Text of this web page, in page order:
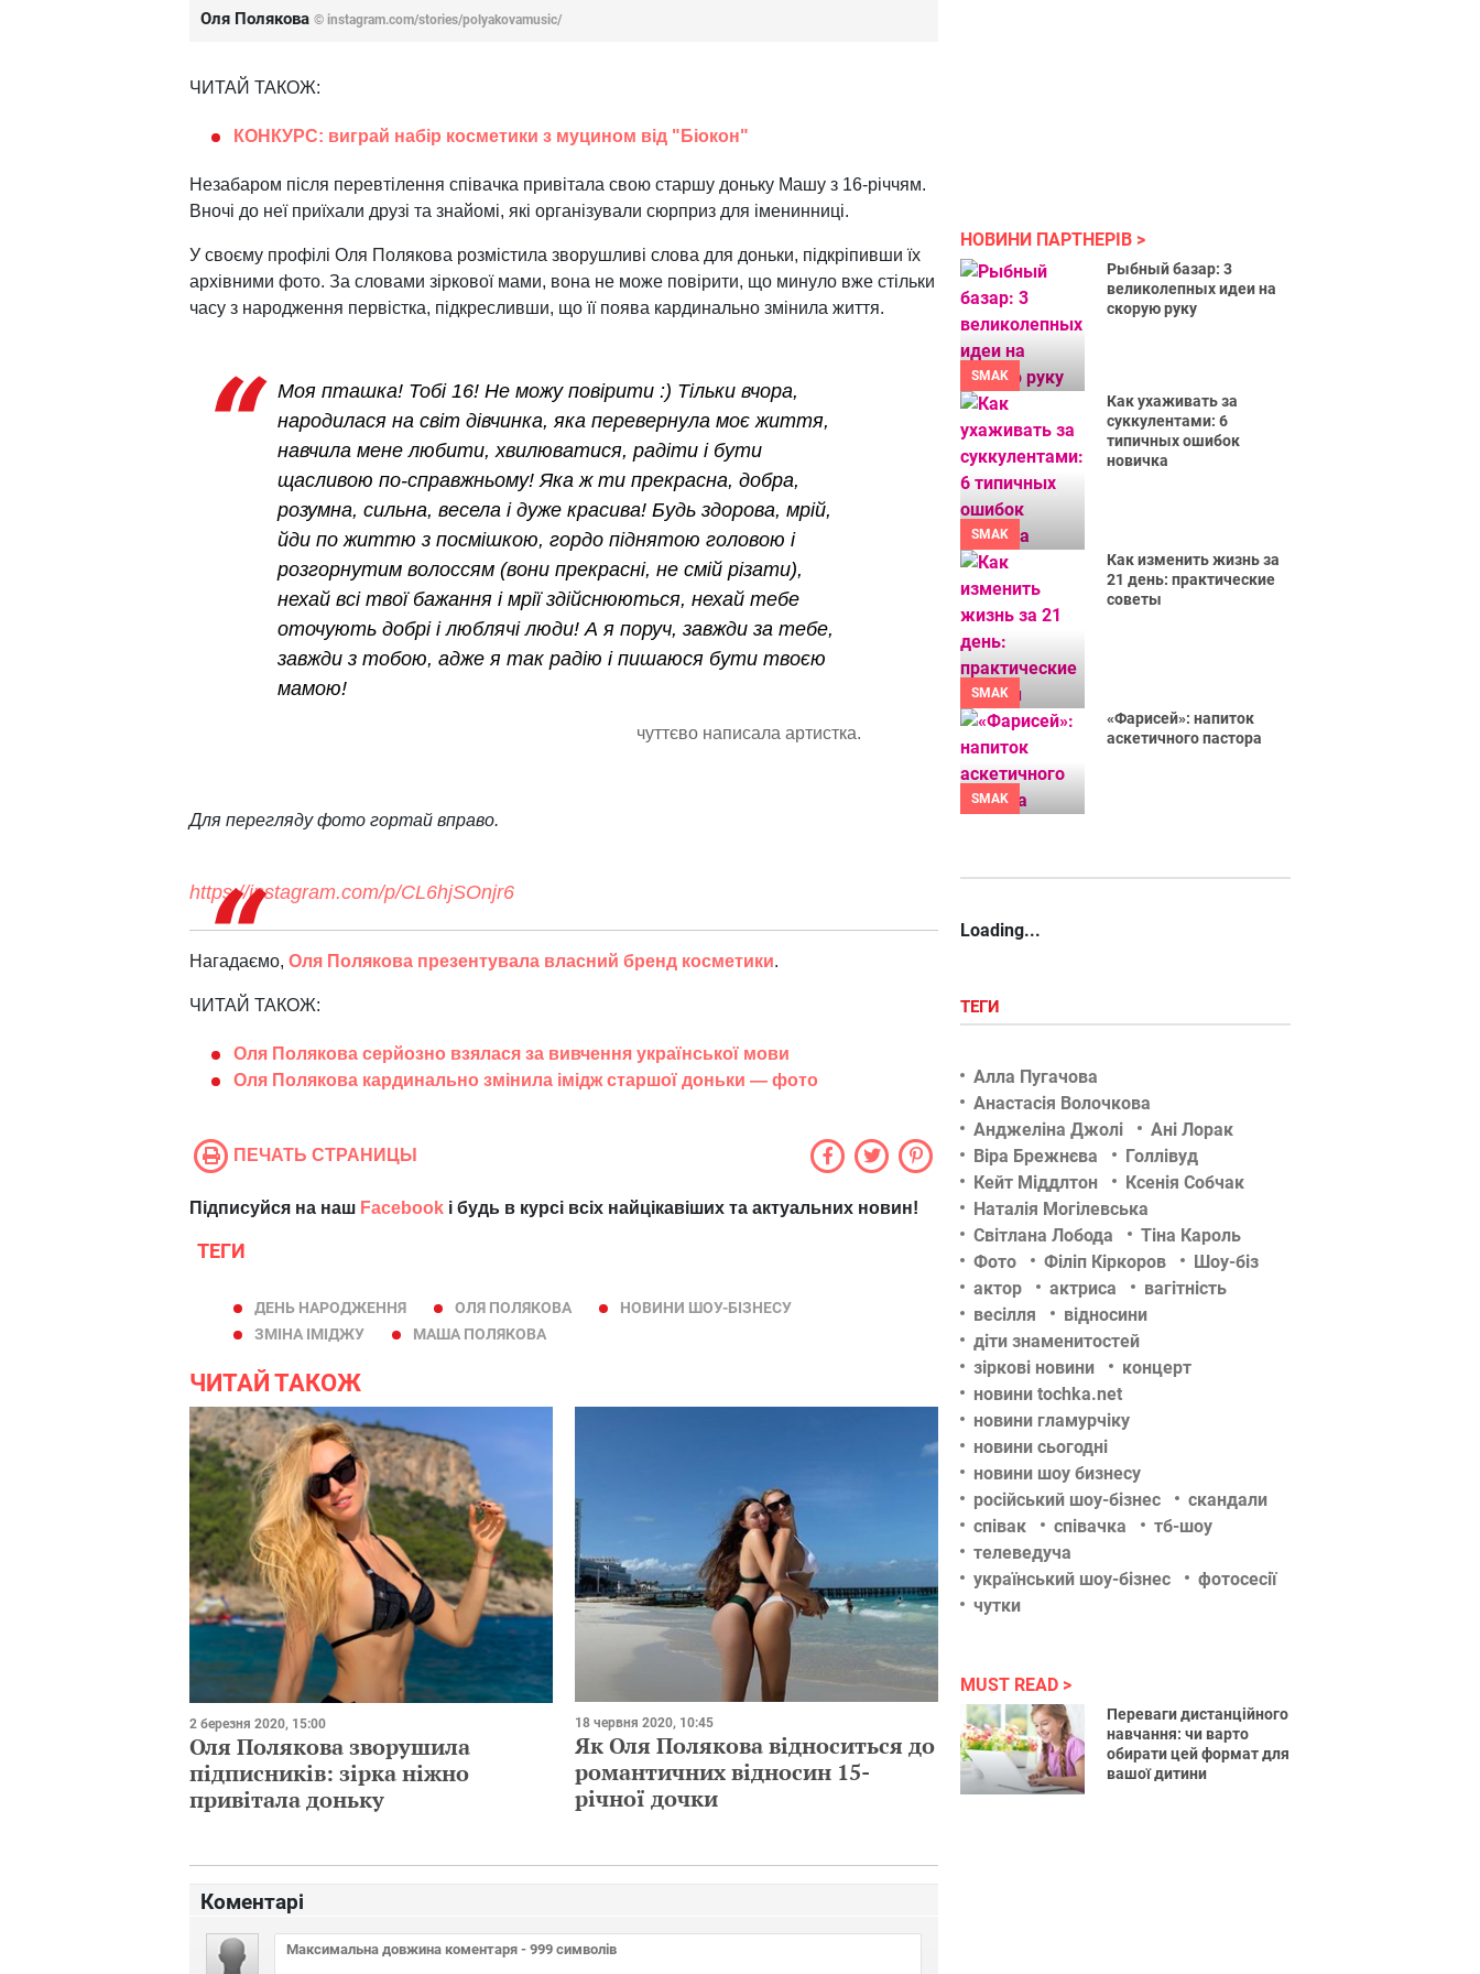
Оля Полякова © instagram.com/stories/polyakovamusic/
ЧИТАЙ ТАКОЖ:
КОНКУРС: виграй набір косметики з муцином від "Біокон"
Незабаром після перевтілення співачка привітала свою старшу доньку Машу з 16-річчям.
Вночі до неї приїхали друзі та знайомі, які організували сюрприз для іменинниці.
У своєму профілі Оля Полякова розмістила зворушливі слова для доньки, підкріпивши їх
архівними фото. За словами зіркової мами, вона не може повірити, що минуло вже стільки
часу з народження первістка, підкресливши, що її поява кардинально змінила життя.
Моя пташка! Тобі 16! Не можу повірити :) Тільки вчора,
народилася на світ дівчинка, яка перевернула моє життя,
навчила мене любити, хвилюватися, радіти і бути
щасливою по-справжньому! Яка ж ти прекрасна, добра,
розумна, сильна, весела і дуже красива! Будь здорова, мрій,
йди по життю з посмішкою, гордо піднятою головою і
розгорнутим волоссям (вони прекрасні, не смій різати),
нехай всі твої бажання і мрії здійснюються, нехай тебе
оточують добрі і люблячі люди! А я поруч, завжди за тебе,
завжди з тобою, адже я так радію і пишаюся бути твоєю
мамою!
чуттєво написала артистка.
Для перегляду фото гортай вправо.
https://instagram.com/p/CL6hjSOnjr6
Нагадаємо, Оля Полякова презентувала власний бренд косметики.
ЧИТАЙ ТАКОЖ:
Оля Полякова серйозно взялася за вивчення української мови
Оля Полякова кардинально змінила імідж старшої доньки — фото
ПЕЧАТЬ СТРАНИЦЫ
Підписуйся на наш Facebook і будь в курсі всіх найцікавіших та актуальних новин!
ТЕГИ
ДЕНЬ НАРОДЖЕННЯ ОЛЯ ПОЛЯКОВА
НОВИНИ ШОУ-БІЗНЕСУ
ЗМІНА ІМІДЖУ
МАША ПОЛЯКОВА
ЧИТАЙ ТАКОЖ
2 березня 2020, 15:00
Оля Полякова зворушила
підписників: зірка ніжно
привітала доньку
18 червня 2020, 10:45
Як Оля Полякова відноситься до
романтичних відносин 15-
річної дочки
Коментарі
НОВИНИ ПАРТНЕРІВ
SMAK
Рыбный базар: 3
великолепных идеи на
скорую руку
SMAK
Как ухаживать за
суккулентами: 6
типичных ошибок
новичка
SMAK
Как изменить жизнь за
21 день: практические
советы
SMAK
«Фарисей»: напиток
аскетичного пастора
Loading...
ТЕГИ
Алла Пугачова
Анастасія Волочкова
Анджеліна Джолі
Ані Лорак
Віра Брежнєва
Голлівуд
Кейт Міддлтон
Ксенія Собчак
Наталія Могілевська
Світлана Лобода
Тіна Кароль
Фото
Філіп Кіркоров
Шоу-біз
актор
актриса
вагітність
весілля
відносини
діти знаменитостей
зіркові новини
концерт
новини tochka.net
новини гламурчіку
новини сьогодні
новини шоу бизнесу
російський шоу-бізнес
скандали
співак
співачка
тб-шоу
телеведуча
український шоу-бізнес
фотосесії
чутки
MUST READ
Переваги дистанційного
навчання: чи варто
обирати цей формат для
вашої дитини